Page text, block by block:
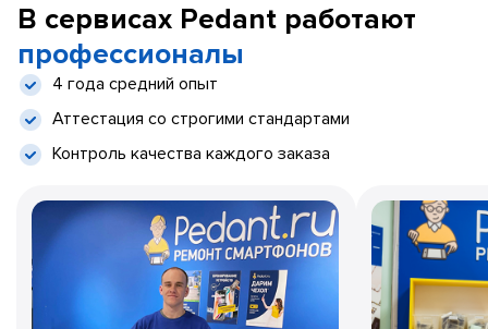
В сервисах Pedant работают
профессионалы
4 года средний опыт
Аттестация со строгими стандартами
Контроль качества каждого заказа